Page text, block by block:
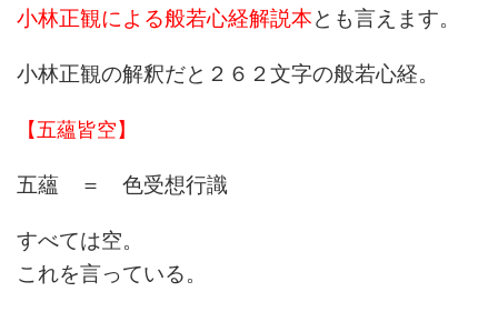
小林正観による般若心経解説本とも言えます。
小林正観の解釈だと２６２文字の般若心経。
【五蘊皆空】
五蘊 ＝ 色受想行識
すべては空。
これを言っている。